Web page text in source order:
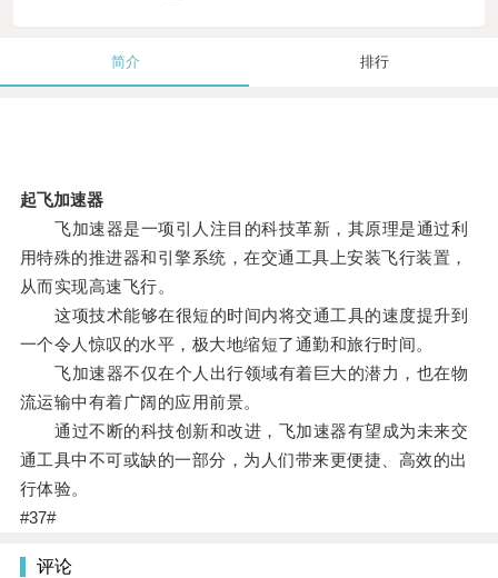
简介 排行
起飞加速器
飞加速器是一项引人注目的科技革新，其原理是通过利
用特殊的推进器和引擎系统，在交通工具上安装飞行装置，
从而实现高速飞行。
这项技术能够在很短的时间内将交通工具的速度提升到
一个令人惊叹的水平，极大地缩短了通勤和旅行时间。
飞加速器不仅在个人出行领域有着巨大的潜力，也在物
流运输中有着广阔的应用前景。
通过不断的科技创新和改进，飞加速器有望成为未来交
通工具中不可或缺的一部分，为人们带来更便捷、高效的出
行体验。
#37#
评论